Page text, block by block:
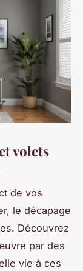
volets
de vos
le décapage
Découvrez
par des
vie à ces